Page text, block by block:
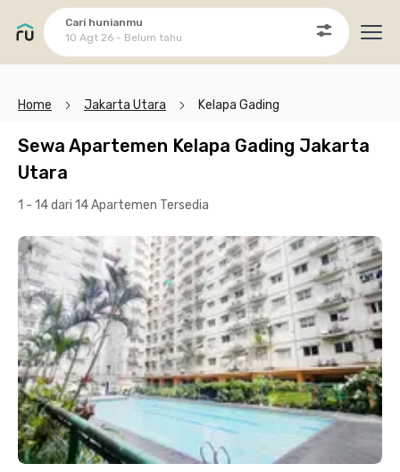
Cari hunianmu
10 Agt 26 - Belum tahu
Home Jakarta Utara Kelapa Gading
Sewa Apartemen Kelapa Gading Jakarta
Utara
1 - 14 dari 14 Apartemen Tersedia